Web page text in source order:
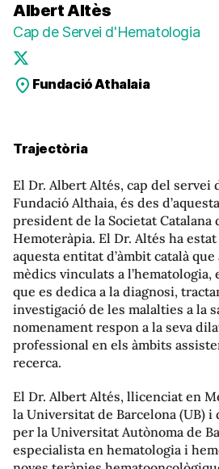
Albert Altès
Cap de Servei d'Hematologia
Fundació Athalaia
Trajectòria
El Dr. Albert Altés, cap del servei
Fundació Althaia, és des
president de la Societat Catalana
Hemoteràpia. El Dr. Altés ha
aquesta entitat d’àmbit català
mèdics vinculats a
que es dedica a la diagnosi,
investigació de les malalties a la
nomenament respon a la seva
professional en els àmbits
recerca.
El Dr. Albert Altés, llicenciat en
la Universitat de Barcelona (UB)
per la Universitat Autònoma de
especialista en hematologia i